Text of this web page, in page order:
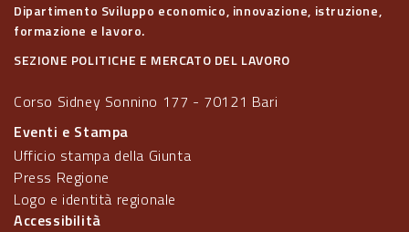
Dipartimento Sviluppo economico, innovazione, istruzione,
formazione e lavoro.
SEZIONE POLITICHE E MERCATO DEL LAVORO
Corso Sidney Sonnino 177 - 70121 Bari
Eventi e Stampa
Ufficio stampa della Giunta
Press Regione
Logo e identità regionale
Accessibilità